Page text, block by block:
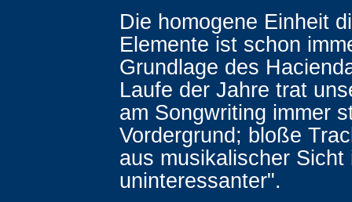
Die homogene Einheit
Elemente ist schon
Grundlage des
Laufe der Jahre trat
am Songwriting immer
Vordergrund; bloße
aus musikalischer Sicht
uninteressanter".